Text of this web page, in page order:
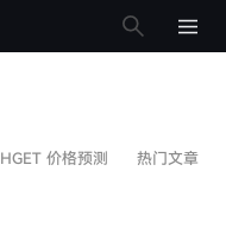
HGET 价格预测 热门文章